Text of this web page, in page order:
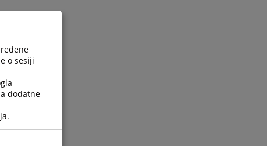
o sesiji
dodatne